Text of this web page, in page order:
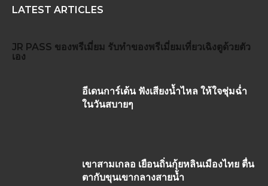
LATEST ARTICLES
JR PASS ของพรีเมี่ยม รับทำของพรีเมี่ยมเที่ยวเฉิงตูด้วยตัว
เอง
อีเดนการ์เด้น ฟังเสียงน้ำไหล ให้ใจชุ่มฉ่ำ
ในวันสบายๆ
เขาสามเกลอ เยือนถิ่นกุ้ยหลินเมืองไทย ตื่น
ตากับขุนเขากลางสายน้ำ